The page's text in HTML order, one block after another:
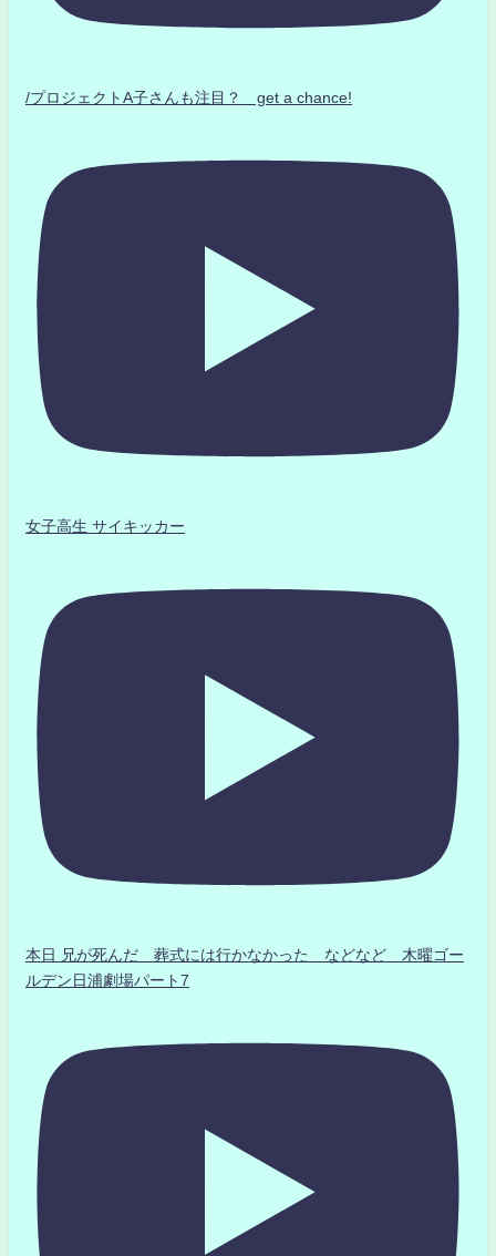
/プロジェクトA子さんも注目？ get a chance!
女子高生 サイキッカー
本日 兄が死んだ 葬式には行かなかった などなど 木曜ゴー
ルデン日浦劇場パート7